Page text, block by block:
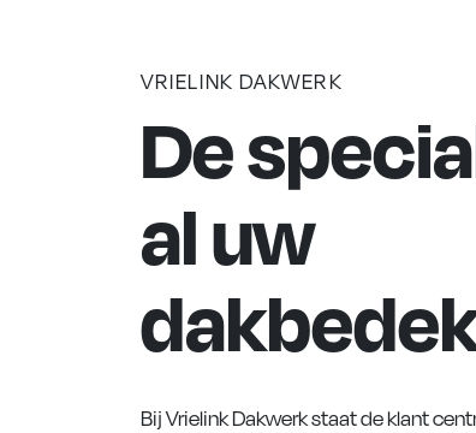
VRIELINK DAKWERK
De
al uw
Bij Vrielink Dakwerk staat de klant